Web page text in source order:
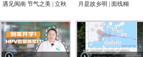
遇见闽南 节气之美 | 立秋 月是故乡明 | 面线糊